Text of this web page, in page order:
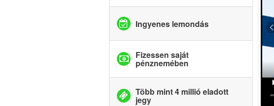
Ingyenes lemondás
Fizessen saját
pénznemében
Több mint 4 millió eladott
jegy